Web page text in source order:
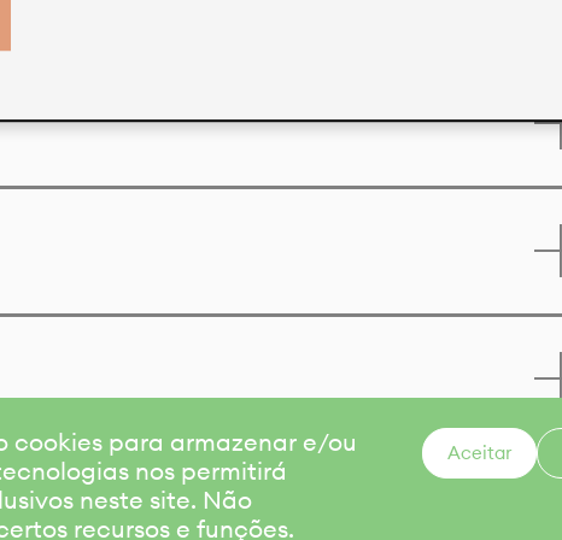
cookies para armazenar e/ou
nos permitirá
neste site. Não
recursos e funções.
Aceitar